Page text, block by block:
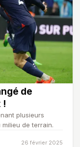
de
!
plusieurs
de terrain.
26 février 2025